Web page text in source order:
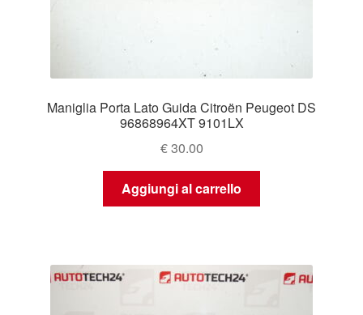
Maniglia Porta Lato Guida Citroën Peugeot DS
96868964XT 9101LX
€30.00
Aggiungi al carrello